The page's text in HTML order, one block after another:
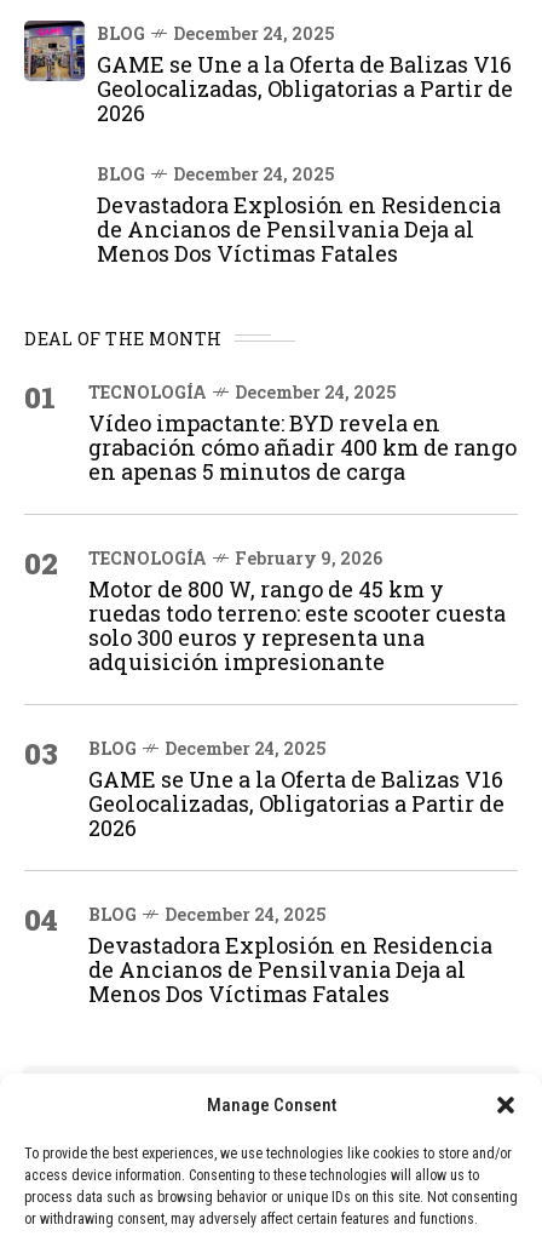
Manage Consent
To provide the best experiences, we use technologies like cookies to store and/or
access device information. Consenting to these technologies will allow us to
process data such as browsing behavior or unique IDs on this site. Not consenting
or withdrawing consent, may adversely affect certain features and functions.
BLOG December 24, 2025
GAME se Une a la Oferta de Balizas V16
Geolocalizadas, Obligatorias a Partir de
2026
BLOG December 24, 2025
Devastadora Explosión en Residencia
de Ancianos de Pensilvania Deja al
Menos Dos Víctimas Fatales
DEAL OF THE MONTH
01 TECNOLOGÍA December 24, 2025
Vídeo impactante: BYD revela en
grabación cómo añadir 400 km de rango
en apenas 5 minutos de carga
02 TECNOLOGÍA February 9, 2026
Motor de 800 W, rango de 45 km y
ruedas todo terreno: este scooter cuesta
solo 300 euros y representa una
adquisición impresionante
03 BLOG December 24, 2025
GAME se Une a la Oferta de Balizas V16
Geolocalizadas, Obligatorias a Partir de
2026
04 BLOG December 24, 2025
Devastadora Explosión en Residencia
de Ancianos de Pensilvania Deja al
Menos Dos Víctimas Fatales